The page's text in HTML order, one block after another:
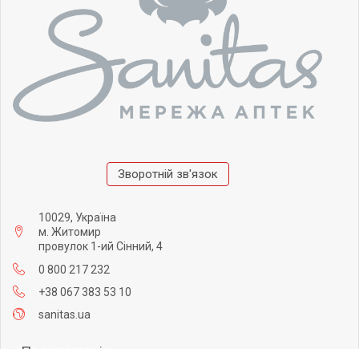
Зворотній зв'язок
10029, Україна
м. Житомир
провулок 1-ий Сінний, 4
0 800 217 232
+38 067 383 53 10
sanitas.ua